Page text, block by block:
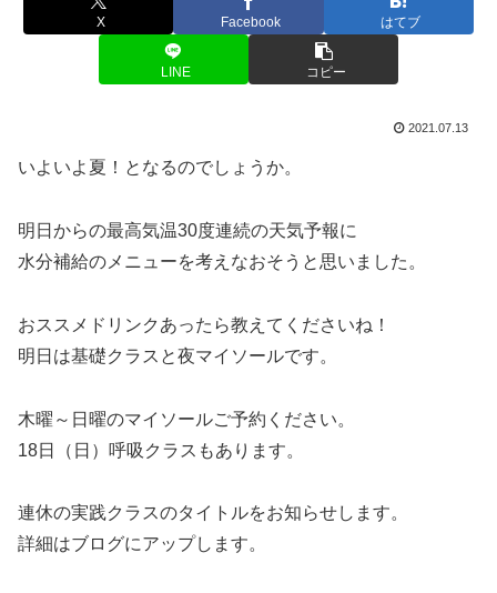
X Facebook はてブ
LINE コピー
2021.07.13
いよいよ夏！となるのでしょうか。
明日からの最高気温30度連続の天気予報に
水分補給のメニューを考えなおそうと思いました。
おススメドリンクあったら教えてくださいね！
明日は基礎クラスと夜マイソールです。
木曜～日曜のマイソールご予約ください。
18日（日）呼吸クラスもあります。
連休の実践クラスのタイトルをお知らせします。
詳細はブログにアップします。